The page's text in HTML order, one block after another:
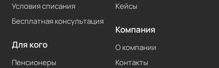
Условия списания
Бесплатная консультация
Для кого
Пенсионеры
Кейсы
Компания
О компании
Контакты